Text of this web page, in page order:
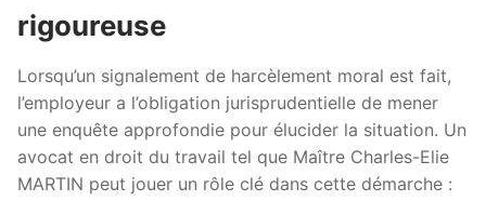
rigoureuse
Lorsqu’un signalement de harcèlement moral est fait,
l’employeur a l’obligation jurisprudentielle de mener
une enquête approfondie pour élucider la situation. Un
avocat en droit du travail tel que Maître Charles-Elie
MARTIN peut jouer un rôle clé dans cette démarche :